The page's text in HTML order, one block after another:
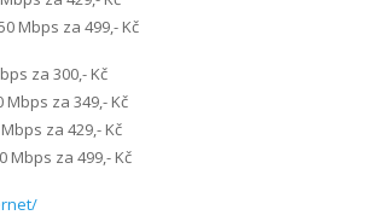
Mbps za 499,- Kč
za 300,- Kč
Mbps za 349,- Kč
za 429,- Kč
Mbps za 499,- Kč